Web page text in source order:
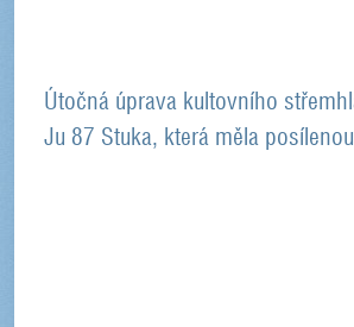
Útočná úprava kultovního
Ju 87 Stuka, která měla